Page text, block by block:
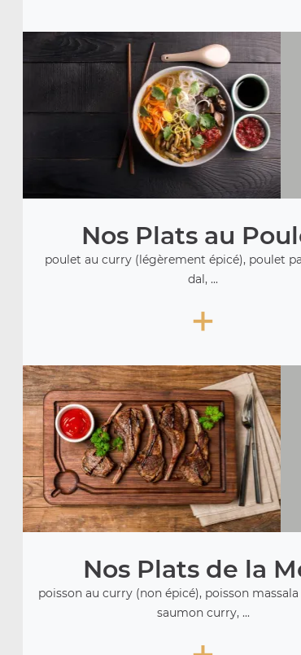
Nos Plats au
poulet au curry (légèrement épicé), poulet
dal, ...
+
Nos Plats de la
poisson au curry (non épicé), poisson
saumon curry, ...